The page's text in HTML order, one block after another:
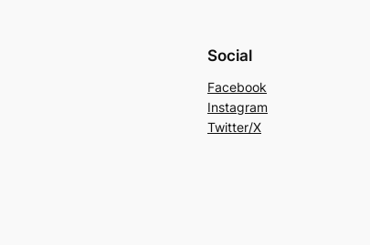
Social
Facebook
Instagram
Twitter/X